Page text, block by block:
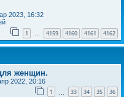
2023, 16:32
1 … 4159 4160 4161 4162
женщин.
2022, 20:16
1 33 34 35 36